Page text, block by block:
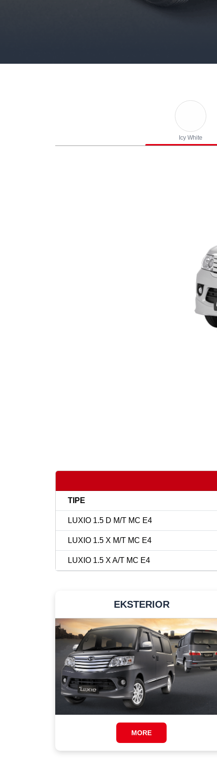
Icy White
TIPE
LUXIO 1.5 D M/T MC E4
LUXIO 1.5 X M/T MC E4
LUXIO 1.5 X A/T MC E4
EKSTERIOR
MORE